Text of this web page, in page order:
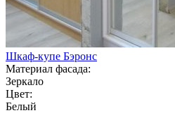
Шкаф-купе Бэронс
Материал фасада:
Зеркало
Цвет:
Белый